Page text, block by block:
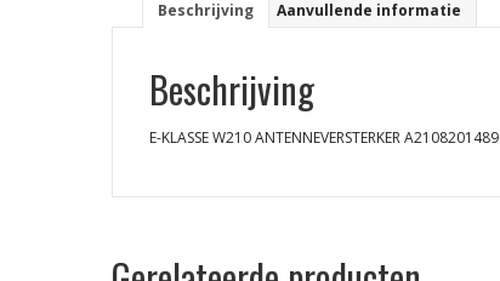
Beschrijving Aanvullende informatie
Beschrijving
E-KLASSE W210 ANTENNEVERSTERKER A2108201489